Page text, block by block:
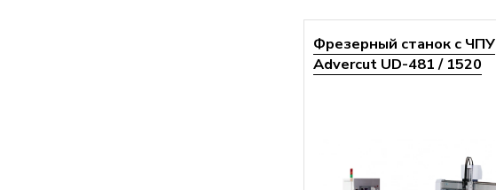
Фрезерный станок с ЧПУ
Advercut UD-481 / 1520